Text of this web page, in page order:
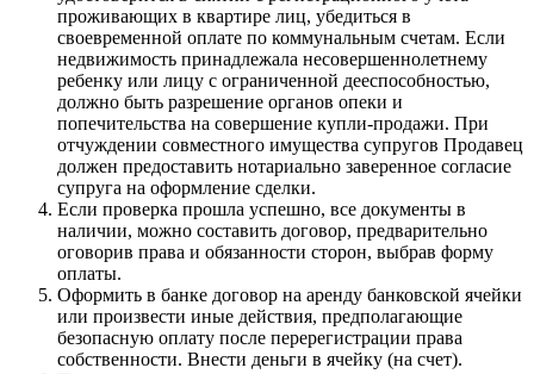
проживающих в квартире лиц, убедиться в
своевременной оплате по коммунальным счетам. Если
недвижимость принадлежала несовершеннолетнему
ребенку или лицу с ограниченной дееспособностью,
должно быть разрешение органов опеки и
попечительства на совершение купли-продажи. При
отчуждении совместного имущества супругов Продавец
должен предоставить нотариально заверенное согласие
супруга на оформление сделки.
Если проверка прошла успешно, все документы в
наличии, можно составить договор, предварительно
оговорив права и обязанности сторон, выбрав форму
оплаты.
Оформить в банке договор на аренду банковской ячейки
или произвести иные действия, предполагающие
безопасную оплату после перерегистрации права
собственности. Внести деньги в ячейку (на счет).